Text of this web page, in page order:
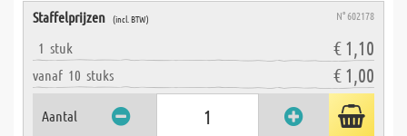
Staffelprijzen (incl. BTW) N° 602178
1 stuk € 1,10
vanaf 10 stuks € 1,00
Aantal